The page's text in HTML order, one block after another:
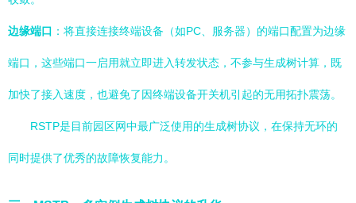
边缘端口 ：将直接连接终端设备（如PC、服务器）的端口配置为边缘
端口，这些端口一启用就立即进入转发状态，不参与生成树计算，既
加快了接入速度，也避免了因终端设备开关机引起的无用拓扑震荡。
RSTP是目前园区网中最广泛使用的生成树协议，在保持无环的
同时提供了优秀的故障恢复能力。